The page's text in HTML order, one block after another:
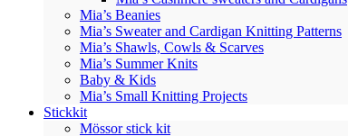
Mia’s Beanies
Mia’s Sweater and Cardigan Knitting Patterns
Mia’s Shawls, Cowls & Scarves
Mia’s Summer Knits
Baby & Kids
Mia’s Small Knitting Projects
Stickkit
Mössor stick kit